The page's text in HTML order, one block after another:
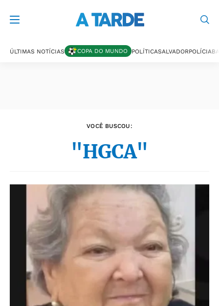
ÚLTIMAS NOTÍCIAS COPA DO MUNDO POLÍTICASALVADORPOLÍCIA
VOCÊ BUSCOU:
"HGCA"